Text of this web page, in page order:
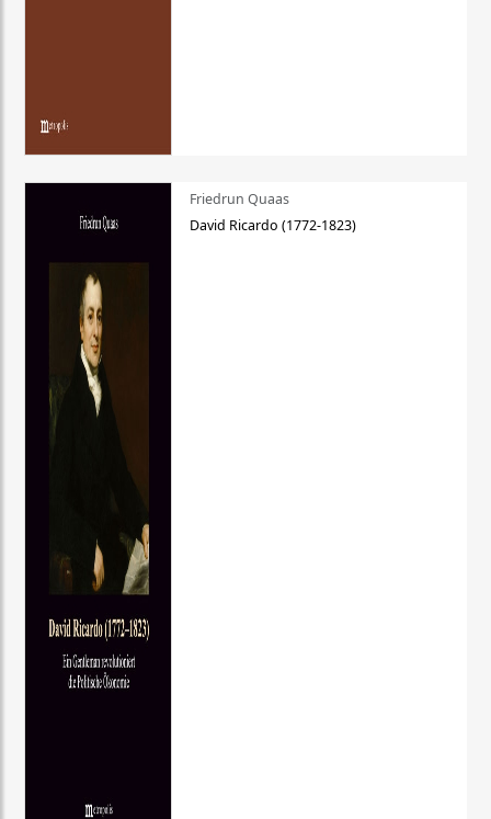
Friedrun Quaas
David Ricardo (1772-1823)